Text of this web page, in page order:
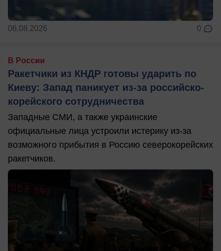
06.08.2026 0
В России
Ракетчики из КНДР готовы ударить по
Киеву: Запад паникует из-за российско-
корейского сотрудничества
Западные СМИ, а также украинские
официальные лица устроили истерику из-за
возможного прибытия в Россию северокорейских
ракетчиков.